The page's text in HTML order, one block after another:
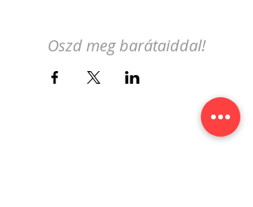
Oszd meg barátaiddal!